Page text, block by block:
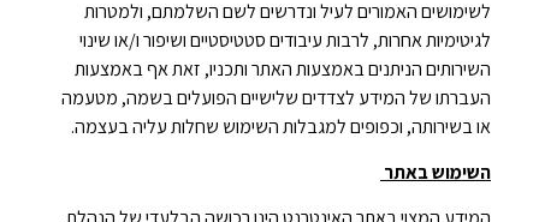
לשימושים האמורים לעיל ונדרשים לשם השלמתם, ולמטרות
לגיטימיות אחרות, לרבות עיבודים סטטיסטיים ושיפור ו/או שינוי
השירותים הניתנים באמצעות האתר ותכניו, זאת אף באמצעות
העברתו של המידע לצדדים שלישיים הפועלים בשמה, מטעמה
או בשירותה, וכפופים למגבלות השימוש שחלות עליה בעצמה.
השימוש באתר